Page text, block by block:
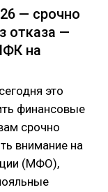
— срочно
отказа —
на
это
финансовые
срочно
внимание на
(МФО),